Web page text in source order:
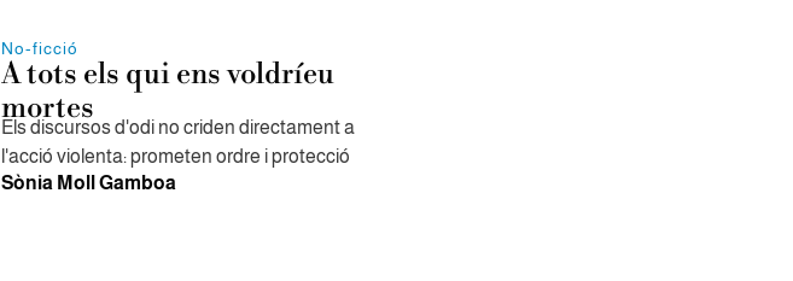
No-ficció
A tots els qui ens voldríeu
mortes
Els discursos d'odi no criden directament a
l'acció violenta: prometen ordre i protecció
Sònia Moll Gamboa